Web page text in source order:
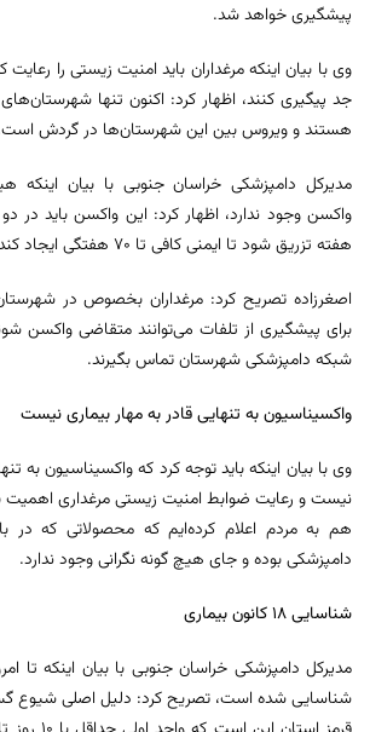
پیشگیری خواهد شد.
وی با بیان اینکه مرغداران باید امنیت زیستی را
جد پیگیری کنند، اظهار کرد: اکنون تنها
هستند و ویروس بین این شهرستان‌ها در گردش
مدیرکل دامپزشکی خراسان جنوبی با بیان اینکه
هفته تزریق شود تا ایمنی کافی تا ۷۰ هفتگی ایجاد کند.
اصغرزاده تصریح کرد: مرغداران بخصوص در
برای پیشگیری از تلفات می‌توانند متقاضی واکسن
شبکه دامپزشکی شهرستان تماس بگیرند.
واکسیناسیون به تنهایی قادر به مهار بیماری نیست
وی با بیان اینکه باید توجه کرد که واکسیناسیون به
نیست و رعایت ضوابط امنیت زیستی مرغداری اهمیت
هم به مردم اعلام کرده‌ایم که محصولاتی که در
دامپزشکی بوده و جای هیچ گونه نگرانی وجود ندارد.
شناسایی ۱۸ کانون بیماری
شناسایی شده است، تصریح کرد: دلیل اصلی شیوع